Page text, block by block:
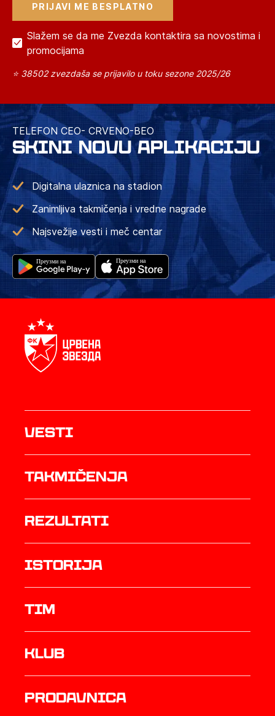
Slažem se da me Zvezda kontaktira sa novostima i
promocijama
⭐ 38502 zvezdaša se prijavilo u toku sezone 2025/26
TELEFON CEO- CRVENO-BEO
SKINI NOVU APLIKACIJU
Digitalna ulaznica na stadion
Zanimljiva takmičenja i vredne nagrade
Najsvežije vesti i meč centar
Vesti
Takmičenja
rezultati
istorija
TIM
Klub
prodavnica